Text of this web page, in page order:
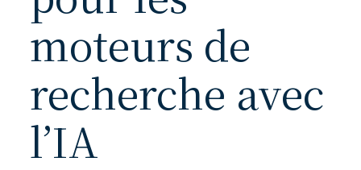
moteurs de
recherche avec
l’IA